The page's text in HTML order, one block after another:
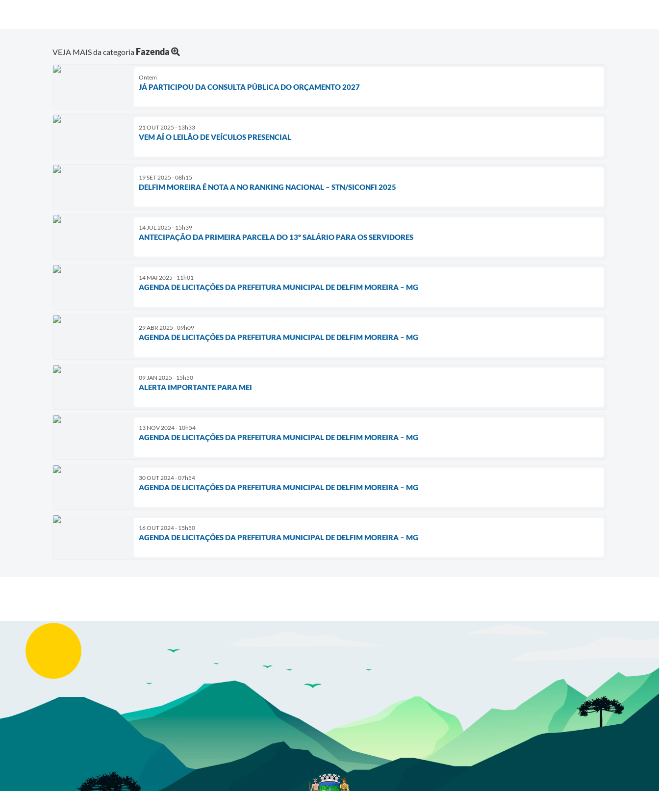
VEJA MAIS da categoria Fazenda
Ontem
JÁ PARTICIPOU DA CONSULTA PÚBLICA DO ORÇAMENTO 2027
21 OUT 2025 - 13h33
VEM AÍ O LEILÃO DE VEÍCULOS PRESENCIAL
19 SET 2025 - 08h15
DELFIM MOREIRA É NOTA A NO RANKING NACIONAL – STN/SICONFI 2025
14 JUL 2025 - 15h39
ANTECIPAÇÃO DA PRIMEIRA PARCELA DO 13º SALÁRIO PARA OS SERVIDORES
14 MAI 2025 - 11h01
AGENDA DE LICITAÇÕES DA PREFEITURA MUNICIPAL DE DELFIM MOREIRA – MG
29 ABR 2025 - 09h09
AGENDA DE LICITAÇÕES DA PREFEITURA MUNICIPAL DE DELFIM MOREIRA – MG
09 JAN 2025 - 15h50
ALERTA IMPORTANTE PARA MEI
13 NOV 2024 - 10h54
AGENDA DE LICITAÇÕES DA PREFEITURA MUNICIPAL DE DELFIM MOREIRA – MG
30 OUT 2024 - 07h54
AGENDA DE LICITAÇÕES DA PREFEITURA MUNICIPAL DE DELFIM MOREIRA – MG
16 OUT 2024 - 15h50
AGENDA DE LICITAÇÕES DA PREFEITURA MUNICIPAL DE DELFIM MOREIRA – MG